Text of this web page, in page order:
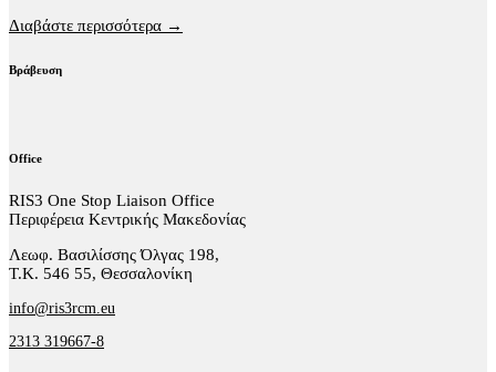
Διαβάστε περισσότερα →
Βράβευση
Office
RIS3 One Stop Liaison Office
Περιφέρεια Κεντρικής Μακεδονίας
Λεωφ. Βασιλίσσης Όλγας 198,
Τ.Κ. 546 55, Θεσσαλονίκη
info@ris3rcm.eu
2313 319667-8